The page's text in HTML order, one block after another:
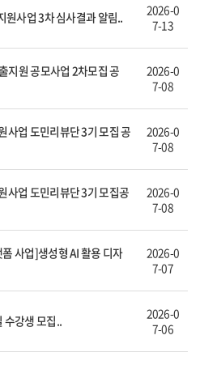
원사업 3차 심사결과 알림..
2026-0
7-13
지원 공모사업 2차모집 공
2026-0
7-08
업 도민리뷰단 3기 모집 공
2026-0
7-08
사업 도민리뷰단 3기 모집공
2026-0
7-08
사업]생성형 AI 활용 디자
2026-0
7-07
수강생 모집..
2026-0
7-06